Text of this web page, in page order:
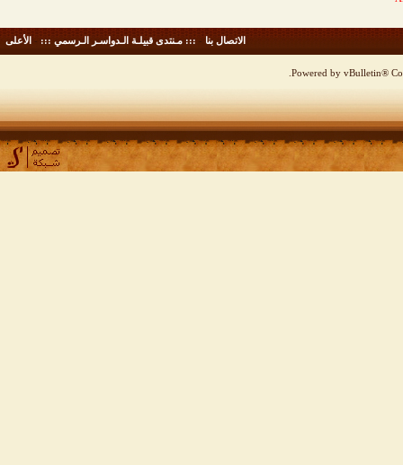
الاتصال بنا - ::: مـنتدى قبيلـة الـدواسـر الـرسمي ::: - الأعلى
Powered by vBulletin®